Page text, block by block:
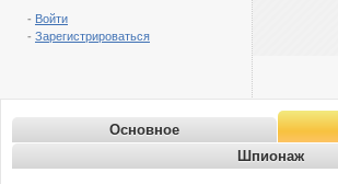
- Войти
- Зарегистрироваться
Основное
Шпионаж